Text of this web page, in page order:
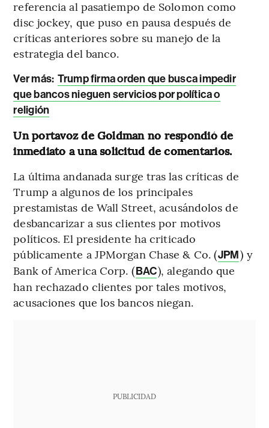
referencia al pasatiempo de Solomon como
disc jockey, que puso en pausa después de
críticas anteriores sobre su manejo de la
estrategia del banco.
Ver más: Trump firma orden que busca impedir
que bancos nieguen servicios por política o
religión
Un portavoz de Goldman no respondió de
inmediato a una solicitud de comentarios.
La última andanada surge tras las críticas de
Trump a algunos de los principales
prestamistas de Wall Street, acusándolos de
desbancarizar a sus clientes por motivos
políticos. El presidente ha criticado
públicamente a JPMorgan Chase & Co. (JPM) y
Bank of America Corp. (BAC), alegando que
han rechazado clientes por tales motivos,
acusaciones que los bancos niegan.
PUBLICIDAD